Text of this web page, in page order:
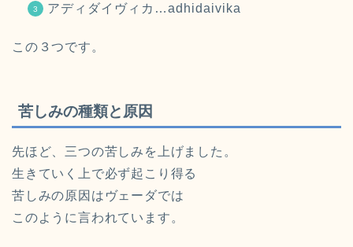
アディダイヴィカ…adhidaivika
この３つです。
苦しみの種類と原因
先ほど、三つの苦しみを上げました。
生きていく上で必ず起こり得る
苦しみの原因はヴェーダでは
このように言われています。